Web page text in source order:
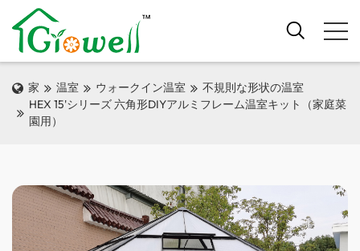
家 温室 ウォークイン温室
不規則な形状の温室
HEX 15'シリーズ 六角形DIYアルミフレーム温室キット（家庭菜
園用）